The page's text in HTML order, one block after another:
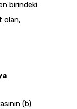
birindeki
olan,
(b)